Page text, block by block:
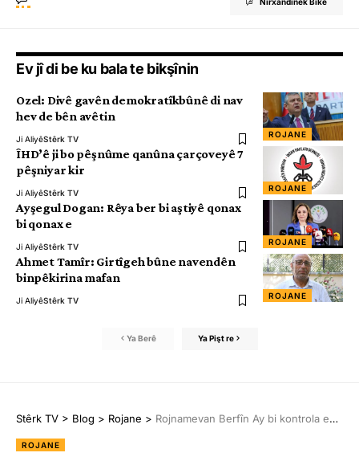
Ev jî di be ku bala te bikşînin
ROJANE
Ozel: Divê gavên demokratîkbûnê di nav
hev de bên avêtin
Ji AliyêStêrk TV
ROJANE
ÎHD’ê ji bo pêşnûme qanûna çarçoveyê 7
pêşniyar kir
Ji AliyêStêrk TV
ROJANE
Ayşegul Dogan: Rêya ber bi aştiyê qonax
bi qonax e
Ji AliyêStêrk TV
ROJANE
Ahmet Tamîr: Girtîgeh bûne navendên
binpêkirina mafan
Ji AliyêStêrk TV
Ya Berê Ya Pişt re
Stêrk TV > Blog > Rojane > Rojnamevan Berfîn Ay bi kontrola edlî hat berdan
ROJANE